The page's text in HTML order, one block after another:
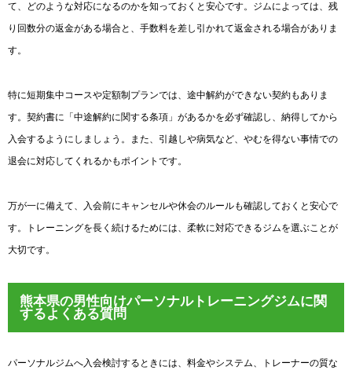
て、どのような対応になるのかを知っておくと安心です。ジムによっては、残
り回数分の返金がある場合と、手数料を差し引かれて返金される場合がありま
す。
特に短期集中コースや定額制プランでは、途中解約ができない契約もありま
す。契約書に「中途解約に関する条項」があるかを必ず確認し、納得してから
入会するようにしましょう。また、引越しや病気など、やむを得ない事情での
退会に対応してくれるかもポイントです。
万が一に備えて、入会前にキャンセルや休会のルールも確認しておくと安心で
す。トレーニングを長く続けるためには、柔軟に対応できるジムを選ぶことが
大切です。
熊本県の男性向けパーソナルトレーニングジムに関
するよくある質問
パーソナルジムへ入会検討するときには、料金やシステム、トレーナーの質な